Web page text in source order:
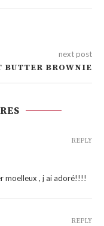
next post
BUTTER BROWNIE
moelleux , j ai adoré!!!!
REPLY
REPLY